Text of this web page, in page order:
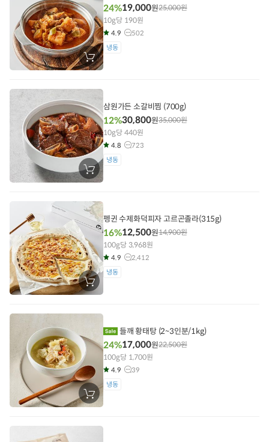
장
바
에
기
24%19,000원25,000원
10g당 190원
4.9
502
냉동
장
바
에
담
기
삼원가든 소갈비찜 (700g)
12%30,800원35,000원
10g당 440원
4.8
723
냉동
장
바
에
펭귄 수제화덕피자 고르곤졸라(315g)
16%12,500원14,900원
100g당 3,968원
4.9
2,412
냉동
장
바
에
들깨 황태탕 (2~3인분/1kg)
24%17,000원22,500원
100g당 1,700원
4.9
39
냉동